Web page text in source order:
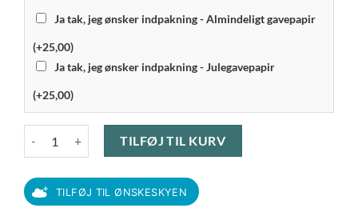
Ja tak, jeg ønsker indpakning - Almindeligt gavepapir
(+25,00)
Ja tak, jeg ønsker indpakning - Julegavepapir
(+25,00)
Aida Atelier - Bestiksæt 16 Dele Blank Stål antal
TILFØJ TIL KURV
TILFØJ TIL ØNSKESKYEN